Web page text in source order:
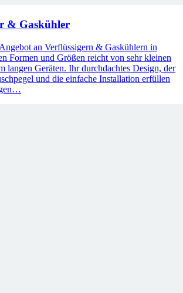
& Gaskühler
an Verflüssigern & Gaskühlern in
Formen und Größen reicht von sehr kleinen
langen Geräten. Ihr durchdachtes Design, der
und die einfache Installation erfüllen